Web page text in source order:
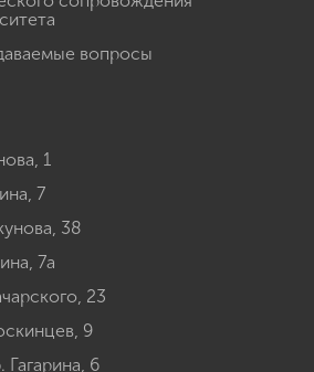
вопросы
1
7
38
7а
23
9
6